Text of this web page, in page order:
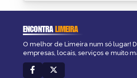
ENCONTRALIMEIRA
O melhor de Limeira num só lugar!
empresas, locais, serviços e muito